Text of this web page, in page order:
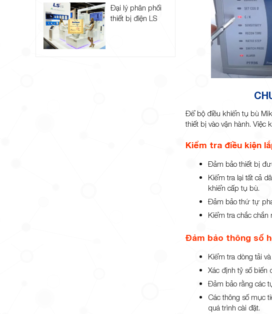
Đại lý phân phối
thiết bị điện LS
Để bộ điều khiển tụ bù
thiết bị vào vận hành. Việc
Kiểm tra điều kiện
Đảm bảo thiết bị
Kiểm tra lại tất cả
khiển cấp tụ bù.
Đảm bảo thứ tự
Kiểm tra chắc
Đảm bảo thông số
Kiểm tra dòng tải
Xác định tỷ số biến
Đảm bảo rằng các
Các thông số mục
quá trình cài đặt.